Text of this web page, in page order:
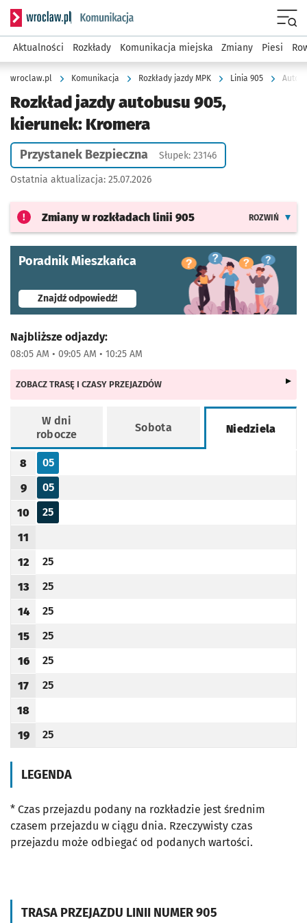
Serwis informacyjny wroclaw.pl podserwis: Komunikacja
Aktualności Rozkłady Komunikacja miejska Zmiany Piesi
wroclaw.pl Komunikacja Rozkłady jazdy MPK Linia 905
Rozkład jazdy autobusu 905,
kierunek: Kromera
Przystanek Bezpieczna Słupek: 23146
Ostatnia aktualizacja: 25.07.2026
Zmiany w rozkładach linii 905 ROZWIŃ
Poradnik Mieszkańca
Znajdź odpowiedź!- otworzy się w nowej karcie
TRASA PRZEJAZDU LINII NUMER 905
Najbliższe odjazdy:
08:05 AM • 09:05 AM • 10:25 AM
ZOBACZ TRASĘ I CZASY PRZEJAZDÓW
W dni
robocze
Sobota Niedziela
Rozkład jazdy -
Godzina odjazdu
8
Odjazd
05
minut po godzinie 8
Godzina odjazdu
9
Odjazd
05
minut po godzinie 9
Godzina odjazdu
10
Odjazd
25
minut po godzinie 10
Godzina odjazdu
11
Godzina odjazdu
12
Odjazd
25
minut po godzinie 12
Godzina odjazdu
13
Odjazd
25
minut po godzinie 13
Godzina odjazdu
14
Odjazd
25
minut po godzinie 14
Godzina odjazdu
15
Odjazd
25
minut po godzinie 15
Godzina odjazdu
16
Odjazd
25
minut po godzinie 16
Godzina odjazdu
17
Odjazd
25
minut po godzinie 17
Godzina odjazdu
18
Godzina odjazdu
19
Odjazd
25
minut po godzinie 19
LEGENDA
* Czas przejazdu podany na rozkładzie jest średnim
czasem przejazdu w ciągu dnia. Rzeczywisty czas
przejazdu może odbiegać od podanych wartości.